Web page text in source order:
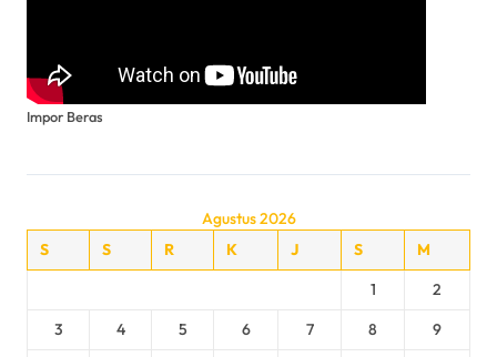
Impor Beras
Agustus 2026
S
S R K J S
M
1
2
3
4 5 6 7 8
9